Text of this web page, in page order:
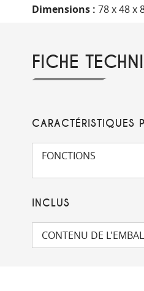
Dimensions : 78 x 48 x
FICHE
CARACTÉRISTIQUES
FONCTIONS
INCLUS
CONTENU DE